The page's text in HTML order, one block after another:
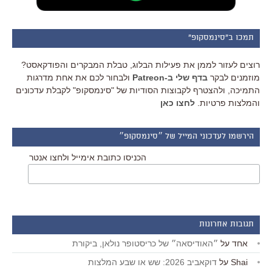
תמכו ב"סינמסקופ"
רוצים לעזור לממן את פעילות הבלוג, טבלת המבקרים והפודקאסט?
מוזמנים לבקר בדף שלי ב-Patreon
ולבחור לכם את אחת מדרגות
התמיכה, ולהצטרף לקבוצות הסודיות של "סינמסקופ" לקבלת עדכונים
והמלצות פרטיות. לחצו כאן
הירשמו לעדכוני המייל של ״סינמסקופ״
הכניסו כתובת אימייל ולחצו אנטר
תגובות אחרונות
אחד על ״האודיסאה״ של כריסטופר נולאן, ביקורת
Shai על דוקאביב 2026: שש או שבע המלצות